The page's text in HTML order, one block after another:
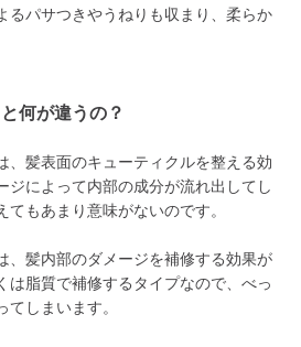
るパサつきやうねりも収まり、柔らか
何が違うの？
、髪表面のキューティクルを整える効
ジによって内部の成分が流れ出してし
てもあまり意味がないのです。
、髪内部のダメージを補修する効果が
は脂質で補修するタイプなので、べっ
てしまいます。